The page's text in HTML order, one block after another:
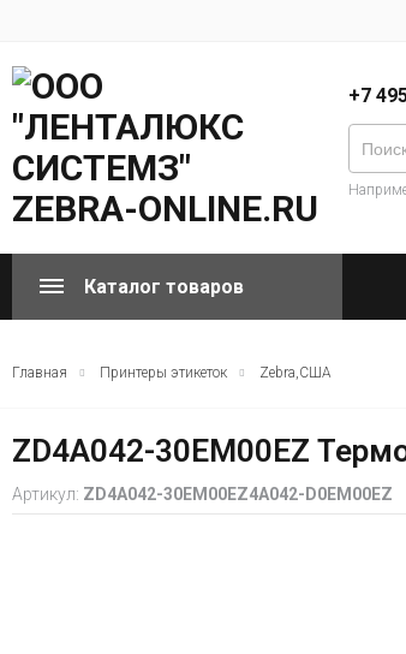
+7
Каталог товаров
Главная Принтеры этикеток Zebra,США
ZD4A042-30EM00EZ
Артикул: ZD4A042-30EM00EZ4A042-D0EM00EZ